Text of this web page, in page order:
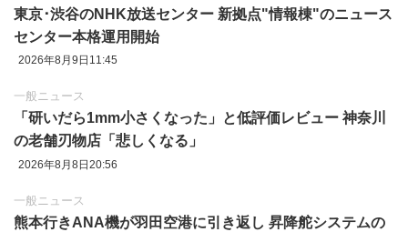
東京‪･‬渋谷のNHK放送センター 新拠点"情報棟"のニュース
センター本格運用開始
2026年8月9日11:45
一般ニュース
「研いだら1mm小さくなった」と低評価レビュー 神奈川
の老舗刃物店「悲しくなる」
2026年8月8日20:56
一般ニュース
熊本行きANA機が羽田空港に引き返し 昇降舵システムの